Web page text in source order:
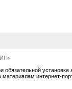
установке
интернет-